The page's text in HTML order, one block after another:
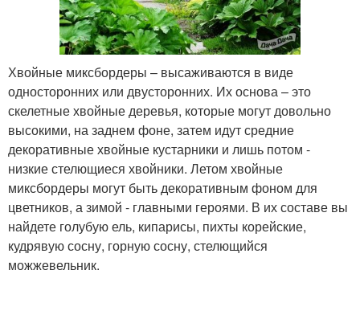
Хвойные миксбордеры – высаживаются в виде
односторонних или двусторонних. Их основа – это
скелетные хвойные деревья, которые могут довольно
высокими, на заднем фоне, затем идут средние
декоративные хвойные кустарники и лишь потом -
низкие стелющиеся хвойники. Летом хвойные
миксбордеры могут быть декоративным фоном для
цветников, а зимой - главными героями. В их составе вы
найдете голубую ель, кипарисы, пихты корейские,
кудрявую сосну, горную сосну, стелющийся
можжевельник.